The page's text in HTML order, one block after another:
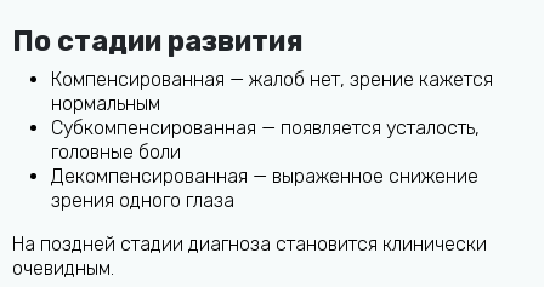
По стадии развития
Компенсированная — жалоб нет, зрение кажется
нормальным
Субкомпенсированная — появляется усталость,
головные боли
Декомпенсированная — выраженное снижение
зрения одного глаза
На поздней стадии диагноза становится клинически
очевидным.